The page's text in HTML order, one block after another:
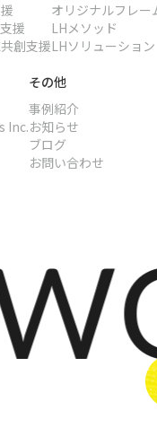
援
創支援
オリジナルフレー
LHメソッド
LHソリューション
Inc.
その他
事例紹介
お知らせ
ブログ
お問い合わせ